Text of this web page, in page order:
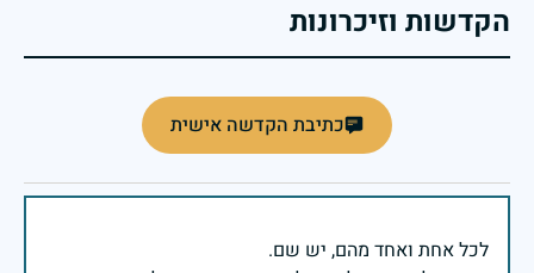
הקדשות וזיכרונות
כתיבת הקדשה אישית